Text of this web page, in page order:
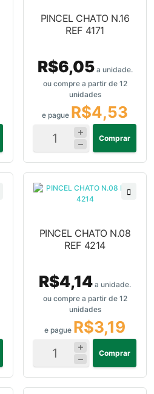
PINCEL CHATO N.16
REF 4171
R$6,05a unidade.
ou compre a partir de 12
unidades
e pague R$4,53
Comprar
PINCEL CHATO N.08
REF 4214
R$4,14 a unidade.
ou compre a partir de 12
unidades
e pague R$3,19
Comprar